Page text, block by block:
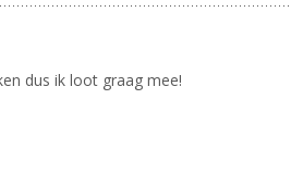
dus ik loot graag mee!